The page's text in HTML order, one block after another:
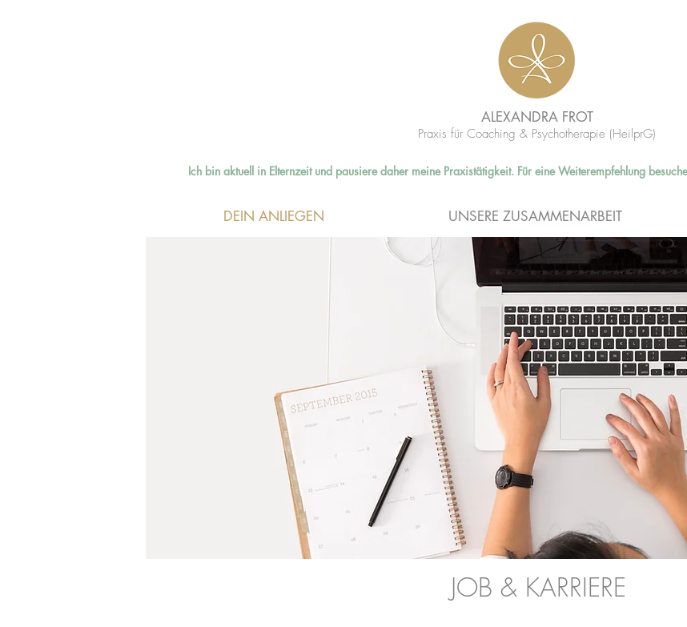
ALEXANDRA FROT
Praxis für Coaching & Psychotherapie (HeilprG)
Ich bin aktuell in Elternzeit und pausiere daher meine Praxistätigkeit. Für eine Weiterempfehlung
DEIN ANLIEGEN UNSERE ZUSAMMENARBEIT
JOB & KARRIERE